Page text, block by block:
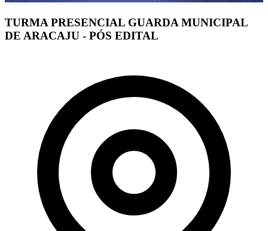
TURMA PRESENCIAL GUARDA MUNICIPAL
DE ARACAJU - PÓS EDITAL